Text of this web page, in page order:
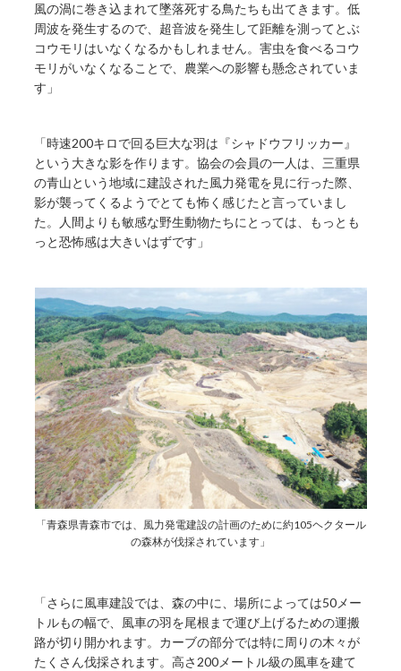
風の渦に巻き込まれて墜落死する鳥たちも出てきます。低
周波を発生するので、超音波を発生して距離を測ってとぶ
コウモリはいなくなるかもしれません。害虫を食べるコウ
モリがいなくなることで、農業への影響も懸念されていま
す」
「時速200キロで回る巨大な羽は『シャドウフリッカー』
という大きな影を作ります。協会の会員の一人は、三重県
の青山という地域に建設された風力発電を見に行った際、
影が襲ってくるようでとても怖く感じたと言っていまし
た。人間よりも敏感な野生動物たちにとっては、もっとも
っと恐怖感は大きいはずです」
「青森県青森市では、風力発電建設の計画のために約105ヘクタール
の森林が伐採されています」
「さらに風車建設では、森の中に、場所によっては50メー
トルもの幅で、風車の羽を尾根まで運び上げるための運搬
路が切り開かれます。カーブの部分では特に周りの木々が
たくさん伐採されます。高さ200メートル級の風車を建て